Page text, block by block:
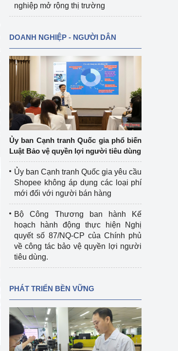
nghiệp mở rộng thị trường
DOANH NGHIỆP - NGƯỜI DÂN
Ủy ban Cạnh tranh Quốc gia phổ biến
Luật Bảo vệ quyền lợi người tiêu dùng
Ủy ban Cạnh tranh Quốc gia yêu cầu
Shopee không áp dụng các loại phí
mới đối với người bán hàng
Bộ Công Thương ban hành Kế
hoạch hành động thực hiện Nghị
quyết số 87/NQ-CP của Chính phủ
về công tác bảo vệ quyền lợi người
tiêu dùng.
PHÁT TRIỂN BỀN VỮNG